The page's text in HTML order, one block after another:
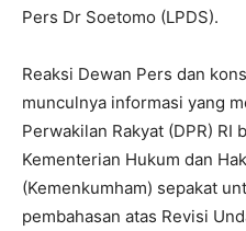
Pers Dr Soetomo (LPDS).
Reaksi Dewan Pers dan
munculnya informasi yang
Perwakilan Rakyat (DPR) RI
Kementerian Hukum dan
(Kemenkumham) sepakat
pembahasan atas Revisi